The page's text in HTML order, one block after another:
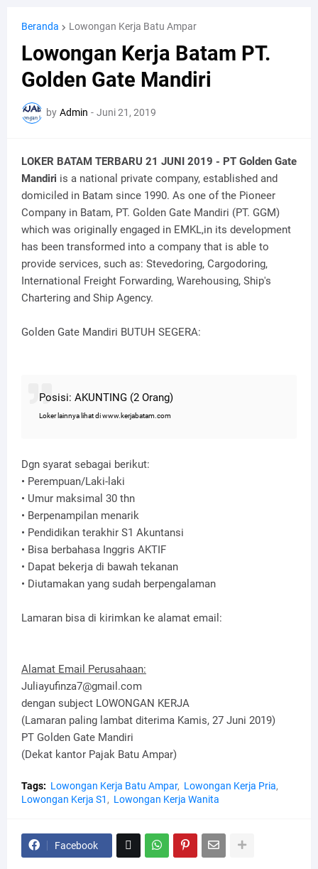
Beranda Lowongan Kerja Batu Ampar
Lowongan Kerja Batam PT.
Golden Gate Mandiri
by Admin - Juni 21, 2019
LOKER BATAM TERBARU 21 JUNI 2019 - PT Golden Gate
Mandiri is a national private company, established and
domiciled in Batam since 1990. As one of the Pioneer
Company in Batam, PT. Golden Gate Mandiri (PT. GGM)
which was originally engaged in EMKL,in its development
has been transformed into a company that is able to
provide services, such as: Stevedoring, Cargodoring,
International Freight Forwarding, Warehousing, Ship's
Chartering and Ship Agency.
Golden Gate Mandiri BUTUH SEGERA:
Posisi: AKUNTING (2 Orang)
Loker lainnya lihat di www.kerjabatam.com
Dgn syarat sebagai berikut:
• Perempuan/Laki-laki
• Umur maksimal 30 thn
• Berpenampilan menarik
• Pendidikan terakhir S1 Akuntansi
• Bisa berbahasa Inggris AKTIF
• Dapat bekerja di bawah tekanan
• Diutamakan yang sudah berpengalaman
Lamaran bisa di kirimkan ke alamat email:
Alamat Email Perusahaan:
Juliayufinza7@gmail.com
dengan subject LOWONGAN KERJA
(Lamaran paling lambat diterima Kamis, 27 Juni 2019)
PT Golden Gate Mandiri
(Dekat kantor Pajak Batu Ampar)
Tags: Lowongan Kerja Batu Ampar
Lowongan Kerja Pria
Lowongan Kerja S1
Lowongan Kerja Wanita
Facebook